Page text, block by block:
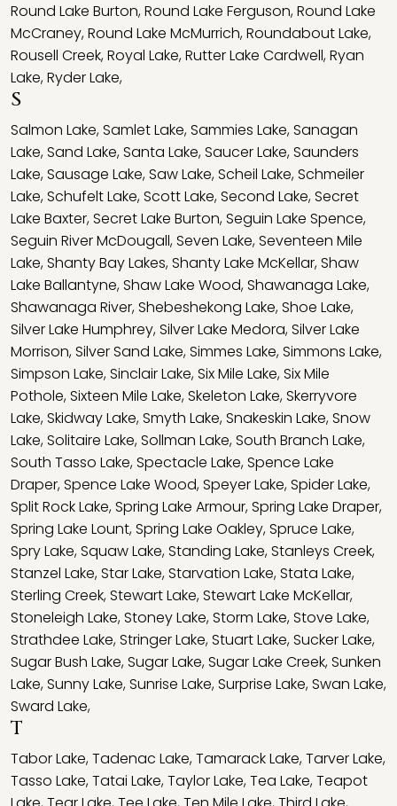
Round Lake Burton,Round Lake Ferguson,Round Lake
McCraney,Round Lake McMurrich,Roundabout Lake,
Rousell Creek,Royal Lake,Rutter Lake Cardwell,Ryan
Lake,Ryder Lake,
S
Salmon Lake,Samlet Lake,Sammies Lake,Sanagan
Lake,Sand Lake,Santa Lake,Saucer Lake,Saunders
Lake,Sausage Lake,Saw Lake,Scheil Lake,Schmeiler
Lake,Schufelt Lake,Scott Lake,Second Lake,Secret
Lake Baxter,Secret Lake Burton,Seguin Lake Spence,
Seguin River McDougall,Seven Lake,Seventeen Mile
Lake,Shanty Bay Lakes,Shanty Lake McKellar,Shaw
Lake Ballantyne,Shaw Lake Wood,Shawanaga Lake,
Shawanaga River,Shebeshekong Lake,Shoe Lake,
Silver Lake Humphrey,Silver Lake Medora,Silver Lake
Morrison,Silver Sand Lake,Simmes Lake,Simmons Lake,
Simpson Lake,Sinclair Lake,Six Mile Lake,Six Mile
Pothole,Sixteen Mile Lake,Skeleton Lake,Skerryvore
Lake,Skidway Lake,Smyth Lake,Snakeskin Lake,Snow
Lake,Solitaire Lake,Sollman Lake,South Branch Lake,
South Tasso Lake,Spectacle Lake,Spence Lake
Draper,Spence Lake Wood,Speyer Lake,Spider Lake,
Split Rock Lake,Spring Lake Armour,Spring Lake Draper,
Spring Lake Lount,Spring Lake Oakley,Spruce Lake,
Spry Lake,Squaw Lake,Standing Lake,Stanleys Creek,
Stanzel Lake,Star Lake,Starvation Lake,Stata Lake,
Sterling Creek,Stewart Lake,Stewart Lake McKellar,
Stoneleigh Lake,Stoney Lake,Storm Lake,Stove Lake,
Strathdee Lake,Stringer Lake,Stuart Lake,Sucker Lake,
Sugar Bush Lake,Sugar Lake,Sugar Lake Creek,Sunken
Lake,Sunny Lake,Sunrise Lake,Surprise Lake,Swan Lake,
Sward Lake,
T
Tabor Lake,Tadenac Lake,Tamarack Lake,Tarver Lake,
Tasso Lake,Tatai Lake,Taylor Lake,Tea Lake,Teapot